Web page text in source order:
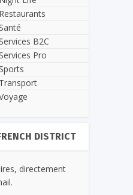
Restaurants
B2C
Pro
Transport
DISTRICT
directement